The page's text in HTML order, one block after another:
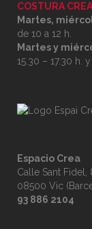
COSTURA
Martes,
de 10 a 12 h.
Martes y
15.30 – 17.30 h. y
Espacio Crea
Calle Sant Fidel,
08500 Vic
93 886 2104